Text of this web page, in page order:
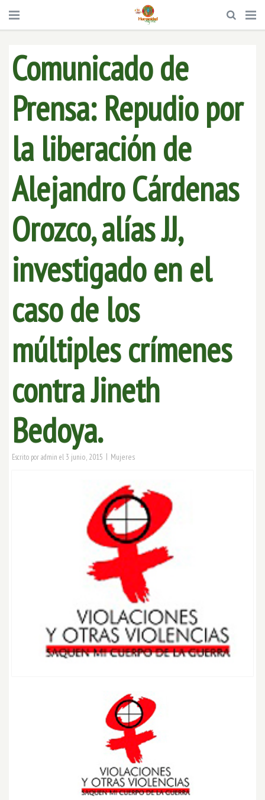
Comunicado de
Prensa: Repudio por
la liberación de
Alejandro Cárdenas
Orozco, alías JJ,
investigado en el
caso de los
múltiples crímenes
contra Jineth
Bedoya.
Escrito poradmin el 3 junio, 2015 | Mujeres